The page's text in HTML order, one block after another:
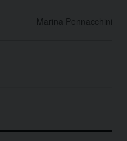
Marina Pennacchini